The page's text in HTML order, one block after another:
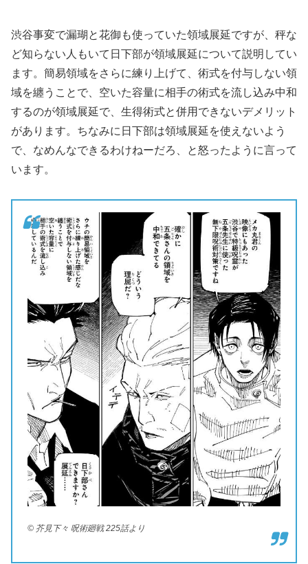
渋谷事変で漏瑚と花御も使っていた領域展延ですが、秤な
ど知らない人もいて日下部が領域展延について説明してい
ます。簡易領域をさらに練り上げて、術式を付与しない領
域を纏うことで、空いた容量に相手の術式を流し込み中和
するのが領域展延で、生得術式と併用できないデメリット
があります。ちなみに日下部は領域展延を使えないよう
で、なめんなできるわけねーだろ、と怒ったように言って
います。
© 芥見下々 呪術廻戦 225話より